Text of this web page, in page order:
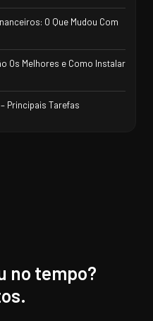
O Que Mudou Com
Os Melhores e Como Instalar
Principais Tarefas
no tempo?